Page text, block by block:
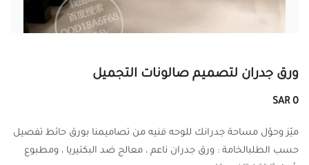
ورق جدران لتصميم صالونات التجميل
0 SAR
ميّز وحوّل مساحة جدرانك للوحه فنيه من تصاميمنا بورق حائط تفصيل
حسب الطلبالخامة : ورق جدران ناعم ، معالج ضد البكتيريا ، ومطبوع